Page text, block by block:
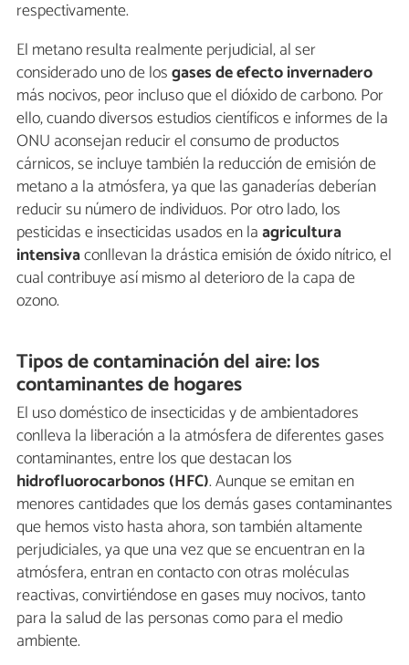
respectivamente.
El metano resulta realmente perjudicial, al ser
considerado uno de losgases de efecto invernadero
más nocivos, peor incluso que el dióxido de carbono. Por
ello, cuando diversos estudios científicos e informes de la
ONU aconsejan reducir el consumo de productos
cárnicos, se incluye también la reducción de emisión de
metano a la atmósfera, ya que las ganaderías deberían
reducir su número de individuos. Por otro lado, los
pesticidas e insecticidas usados en laagricultura
intensivaconllevan la drástica emisión de óxido nítrico, el
cual contribuye así mismo al deterioro de la capa de
ozono.
Tipos de contaminación del aire: los
contaminantes de hogares
El uso doméstico de insecticidas y de ambientadores
conlleva la liberación a la atmósfera de diferentes gases
contaminantes, entre los que destacan los
hidrofluorocarbonos (HFC). Aunque se emitan en
menores cantidades que los demás gases contaminantes
que hemos visto hasta ahora, son también altamente
perjudiciales, ya que una vez que se encuentran en la
atmósfera, entran en contacto con otras moléculas
reactivas, convirtiéndose en gases muy nocivos, tanto
para la salud de las personas como para el medio
ambiente.